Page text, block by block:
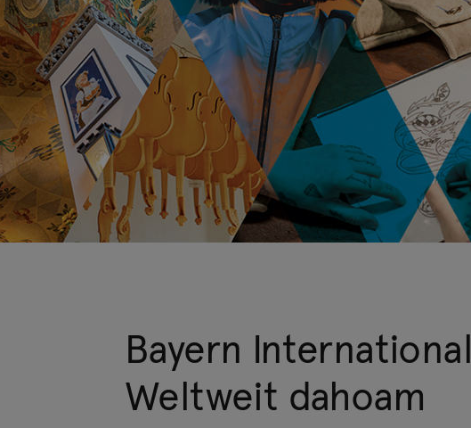
Bayern International
Weltweit dahoam